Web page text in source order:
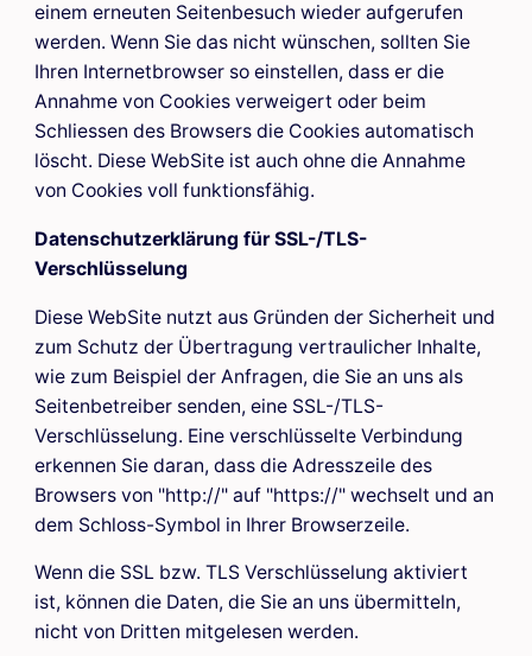
einem erneuten Seitenbesuch wieder aufgerufen
werden. Wenn Sie das nicht wünschen, sollten Sie
Ihren Internetbrowser so einstellen, dass er die
Annahme von Cookies verweigert oder beim
Schliessen des Browsers die Cookies automatisch
löscht. Diese WebSite ist auch ohne die Annahme
von Cookies voll funktionsfähig.
Datenschutzerklärung für SSL-/TLS-
Verschlüsselung
Diese WebSite nutzt aus Gründen der Sicherheit und
zum Schutz der Übertragung vertraulicher Inhalte,
wie zum Beispiel der Anfragen, die Sie an uns als
Seitenbetreiber senden, eine SSL-/TLS-
Verschlüsselung. Eine verschlüsselte Verbindung
erkennen Sie daran, dass die Adresszeile des
Browsers von "http://" auf "https://" wechselt und an
dem Schloss-Symbol in Ihrer Browserzeile.
Wenn die SSL bzw. TLS Verschlüsselung aktiviert
ist, können die Daten, die Sie an uns übermitteln,
nicht von Dritten mitgelesen werden.